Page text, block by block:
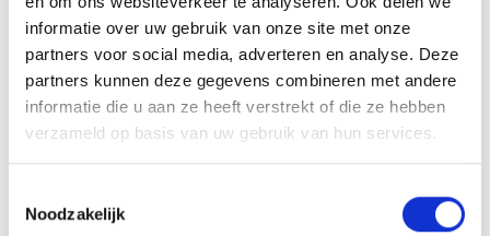
informatie over uw gebruik van onze site met onze
partners voor social media, adverteren en analyse. Deze
partners kunnen deze gegevens combineren met andere
informatie die u aan ze heeft verstrekt of die ze hebben
verzameld op basis van uw gebruik van hun services.
Noodzakelijk
Van Zanden Sportprijzen
Bredaseweg 56, Oosterhout